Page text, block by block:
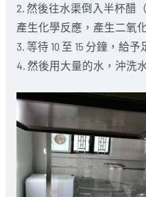
2. 然後往水渠倒入半杯醋
產生化學反應，產生二氧化
3. 等待 10 至 15 分鐘，給
4. 然後用大量的水，沖洗